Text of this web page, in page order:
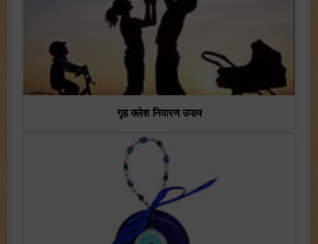
गृह क्लेश निवारण उपाय